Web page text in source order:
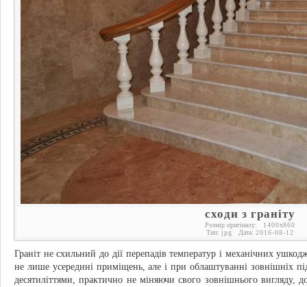
сходи з граніту
Розмір оригіналу: 1400x860
Тип: jpg Дата: 2016-08-12
Граніт не схильний до дії перепадів температур і механічних
не лише усередині приміщень, але і при облаштуванні зовнішніх
десятиліттями, практично не міняючи свого зовнішнього вигляду,